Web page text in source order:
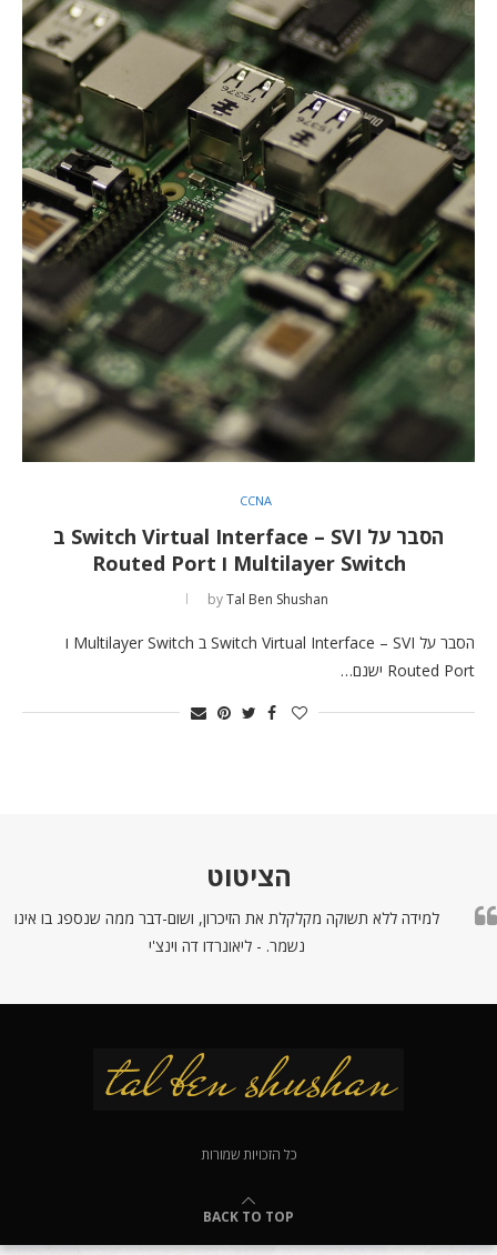
CCNA
הסבר על Switch Virtual Interface – SVI ב
Multilayer Switch ו Routed Port
byTal Ben Shushan
הסבר על Switch Virtual Interface – SVI ב Multilayer Switch ו
Routed Port ישנם…
הציטוט
למידה ללא תשוקה מקלקלת את הזיכרון, ושום-דבר ממה שנספג בו אינו
נשמר. - ליאונרדו דה וינצ'י
כל הזכויות שמורות
BACK TO TOP